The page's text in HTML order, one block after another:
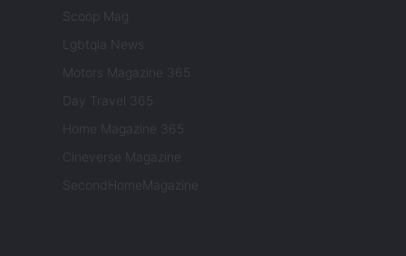
Scoop Mag
Lgbtqia News
Motors Magazine 365
Day Travel 365
Home Magazine 365
Cineverse Magazine
SecondHomeMagazine